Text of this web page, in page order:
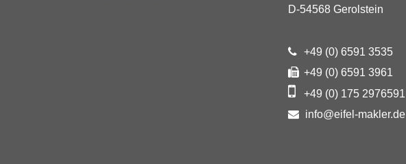
D-54568 Gerolstein
+49 (0) 6591 3535
+49 (0) 6591 3961
+49 (0) 175 2976591
info@eifel-makler.de